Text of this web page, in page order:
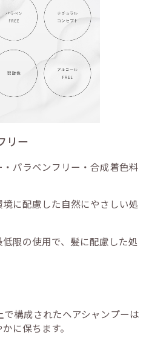
リー
パラベンフリー・合成着色料
に配慮した自然にやさしい処
限の使用で、髪に配慮した処
構成されたヘアシャンプーは
に保ちます。